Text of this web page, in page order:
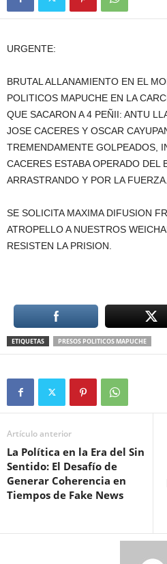
URGENTE:
BRUTAL ALLANAMIENTO EN EL
POLITICOS MAPUCHE EN LA
QUE SACARON A 4 PEÑII: ANTU
JOSE CACERES Y OSCAR
TREMENDAMENTE GOLPEADOS,
CACERES ESTABA OPERADO DEL
ARRASTRANDO Y POR LA FUERZA.
SE SOLICITA MAXIMA DIFUSION
ATROPELLO A NUESTROS
RESISTEN LA PRISION.
ETIQUETAS PRESOS POLITICOS MAPUCHE
Artículo anterior
La Política en la Era del Sin
Sentido: El Desafío de
Generar Coherencia en
Tiempos de Fake News